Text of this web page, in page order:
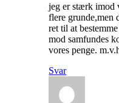
jeg er stærk imod
flere grunde,men
ret til at
mod samfundes
vores penge.
Svar